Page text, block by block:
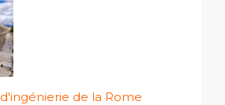
de la Rome